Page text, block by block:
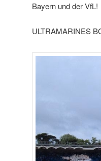
Bayern und der VfL!
ULTRAMARINES